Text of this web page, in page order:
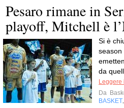
Pesaro rimane in
playoff, Mitchell è
Si è
season
da
Leggere
Da
BASKET